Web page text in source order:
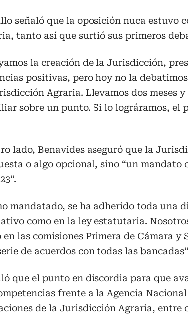
señaló que la oposición nuca estuvo
tanto así que surtió sus primeros
la creación de la Jurisdicción,
positivas, pero hoy no la
Agraria. Llevamos dos meses
sobre un punto. Si lo lográramos, el
lado, Benavides aseguró que la
o algo opcional, sino “un
mandatado, se ha adherido toda una
como en la ley estatutaria.
las comisiones Primera de Cámara y
de acuerdos con todas las
que el punto en discordia para que
frente a la Agencia
de la Jurisdicción Agraria, entre